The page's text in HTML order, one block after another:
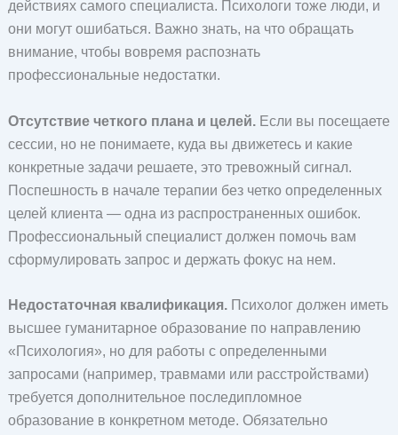
действиях самого специалиста. Психологи тоже люди, и
они могут ошибаться. Важно знать, на что обращать
внимание, чтобы вовремя распознать
профессиональные недостатки.
Отсутствие четкого плана и целей.Если вы посещаете
сессии, но не понимаете, куда вы движетесь и какие
конкретные задачи решаете, это тревожный сигнал.
Поспешность в начале терапии без четко определенных
целей клиента — одна из распространенных ошибок.
Профессиональный специалист должен помочь вам
сформулировать запрос и держать фокус на нем.
Недостаточная квалификация.Психолог должен иметь
высшее гуманитарное образование по направлению
«Психология», но для работы с определенными
запросами (например, травмами или расстройствами)
требуется дополнительное последипломное
образование в конкретном методе. Обязательно